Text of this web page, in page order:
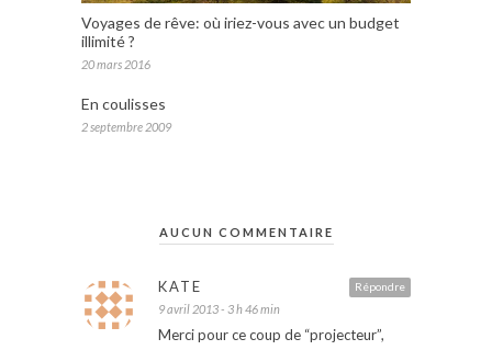
Voyages de rêve: où iriez-vous avec un budget
illimité ?
20 mars 2016
En coulisses
2 septembre 2009
AUCUN COMMENTAIRE
Répondre
KATE
9 avril 2013 - 3 h 46 min
Merci pour ce coup de “projecteur”,